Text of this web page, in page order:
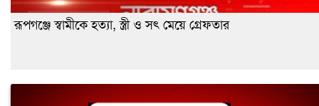
রূপগঞ্জে স্বামীকে হত্যা, স্ত্রী ও সৎ মেয়ে গ্রেফতার